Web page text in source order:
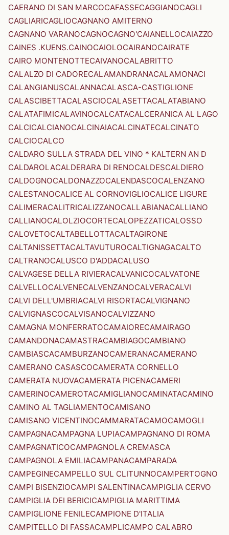
CAERANO DI SAN MARCOCAFASSECAGGIANOCAGLI
CAGLIARICAGLIOCAGNANO AMITERNO
CAGNANO VARANOCAGNOCAGNO'CAIANELLOCAIAZZO
CAINES .KUENS.CAINOCAIOLOCAIRANOCAIRATE
CAIRO MONTENOTTECAIVANOCALABRITTO
CALALZO DI CADORECALAMANDRANACALAMONACI
CALANGIANUSCALANNACALASCA-CASTIGLIONE
CALASCIBETTACALASCIOCALASETTACALATABIANO
CALATAFIMICALAVINOCALCATACALCERANICA AL LAGO
CALCICALCIANOCALCINAIACALCINATECALCINATO
CALCIOCALCO
CALDARO SULLA STRADA DEL VINO * KALTERN AN D
CALDAROLACALDERARA DI RENOCALDESCALDIERO
CALDOGNOCALDONAZZOCALENDASCOCALENZANO
CALESTANOCALICE AL CORNOVIGLIOCALICE LIGURE
CALIMERACALITRICALIZZANOCALLABIANACALLIANO
CALLIANOCALOLZIOCORTECALOPEZZATICALOSSO
CALOVETOCALTABELLOTTACALTAGIRONE
CALTANISSETTACALTAVUTUROCALTIGNAGACALTO
CALTRANOCALUSCO D'ADDACALUSO
CALVAGESE DELLA RIVIERACALVANICOCALVATONE
CALVELLOCALVENECALVENZANOCALVERACALVI
CALVI DELL'UMBRIACALVI RISORTACALVIGNANO
CALVIGNASCOCALVISANOCALVIZZANO
CAMAGNA MONFERRATOCAMAIORECAMAIRAGO
CAMANDONACAMASTRACAMBIAGOCAMBIANO
CAMBIASCACAMBURZANOCAMERANACAMERANO
CAMERANO CASASCOCAMERATA CORNELLO
CAMERATA NUOVACAMERATA PICENACAMERI
CAMERINOCAMEROTACAMIGLIANOCAMINATACAMINO
CAMINO AL TAGLIAMENTOCAMISANO
CAMISANO VICENTINOCAMMARATACAMOCAMOGLI
CAMPAGNACAMPAGNA LUPIACAMPAGNANO DI ROMA
CAMPAGNATICOCAMPAGNOLA CREMASCA
CAMPAGNOLA EMILIACAMPANACAMPARADA
CAMPEGINECAMPELLO SUL CLITUNNOCAMPERTOGNO
CAMPI BISENZIOCAMPI SALENTINACAMPIGLIA CERVO
CAMPIGLIA DEI BERICICAMPIGLIA MARITTIMA
CAMPIGLIONE FENILECAMPIONE D'ITALIA
CAMPITELLO DI FASSACAMPLICAMPO CALABRO